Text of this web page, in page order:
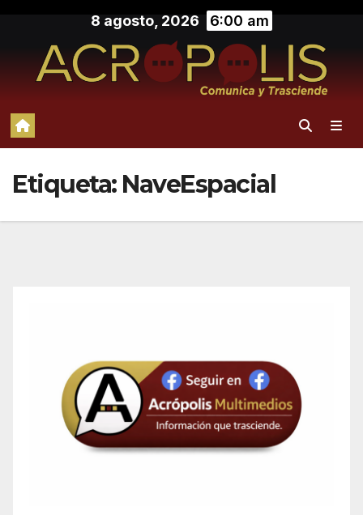
contenido
8 agosto, 2026 6:00 am
Etiqueta: NaveEspacial